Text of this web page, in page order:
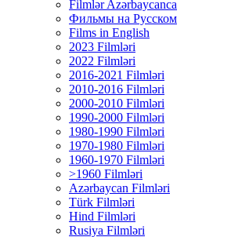
Filmlər Azərbaycanca
Фильмы на Русском
Films in English
2023 Filmləri
2022 Filmləri
2016-2021 Filmləri
2010-2016 Filmləri
2000-2010 Filmləri
1990-2000 Filmləri
1980-1990 Filmləri
1970-1980 Filmləri
1960-1970 Filmləri
>1960 Filmləri
Azərbaycan Filmləri
Türk Filmləri
Hind Filmləri
Rusiya Filmləri